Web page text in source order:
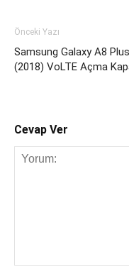
Önceki Yazı
Samsung Galaxy A8 Plus
(2018) VoLTE Açma
Cevap Ver